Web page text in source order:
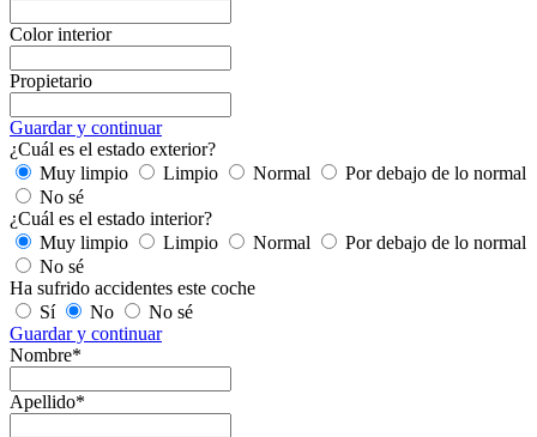
Color interior
Propietario
Guardar y continuar
¿Cuál es el estado exterior?
Muy limpio
Limpio Normal
Por debajo de lo normal
No sé
¿Cuál es el estado interior?
Muy limpio
Limpio Normal
Por debajo de lo normal
No sé
Ha sufrido accidentes este coche
Sí
No
No sé
Guardar y continuar
Nombre*
Apellido*